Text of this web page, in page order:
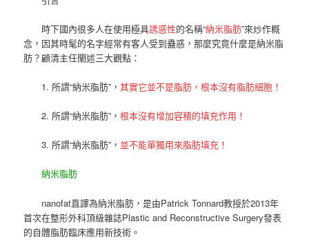
時下國內很多人在使用極具誘惑性的名稱“納米脂肪”來炒作概
念，因其時髦的名字經常有客人受到蠱惑，那麼究竟什麼是納米脂
肪？顧清主任闡述三大觀點：
1. 所謂“納米脂肪”，其實它並不是脂肪，根本沒有脂肪細胞！
2. 所謂“納米脂肪”，根本沒有增加容積的填充作用！
3. 所謂“納米脂肪”， 並不能單獨用來脂肪填充！
納米脂肪
nanofat直譯為納米脂肪，是由Patrick Tonnard教授於2013年
首次在整形外科頂級雜誌Plastic and Reconstructive Surgery發表
的自體脂肪臨床應用新技術。